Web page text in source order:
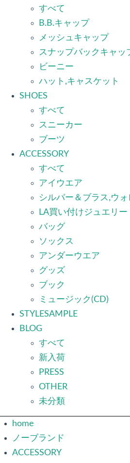
すべて
B.B.キャップ
メッシュキャップ
スナップバックキャッ
ビーニー
ハット,キャスケット
SHOES
すべて
スニーカー
ブーツ
ACCESSORY
すべて
アイウエア
シルバー＆ブラス,ウォ
LA買い付けジュエリー
バッグ
ソックス
アンダーウエア
グッズ
ブック
ミュージック(CD)
STYLESAMPLE
BLOG
すべて
新入荷
PRESS
OTHER
未分類
home
ノーブランド
ACCESSORY